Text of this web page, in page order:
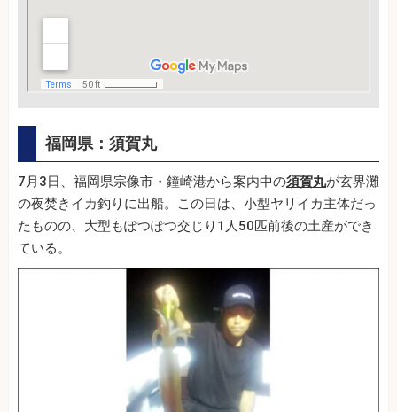
福岡県：須賀丸
7月3日、福岡県宗像市・鐘崎港から案内中の須賀丸が玄界灘
の夜焚きイカ釣りに出船。この日は、小型ヤリイカ主体だっ
たものの、大型もぽつぽつ交じり1人50匹前後の土産ができ
ている。